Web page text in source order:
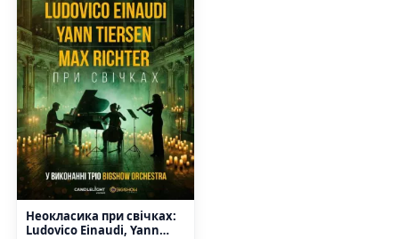
Неокласика при свічках:
Ludovico Einaudi, Yann